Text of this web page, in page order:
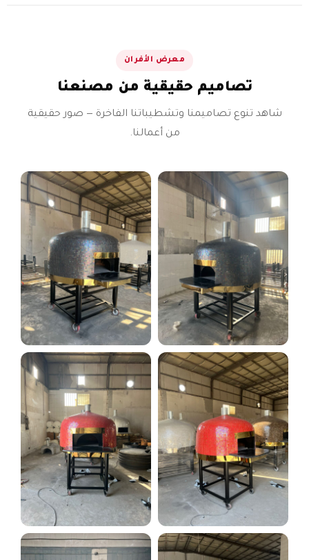
معرض الأفران
تصاميم حقيقية من مصنعنا
شاهد تنوع تصاميمنا وتشطيباتنا الفاخرة — صور حقيقية
من أعمالنا.